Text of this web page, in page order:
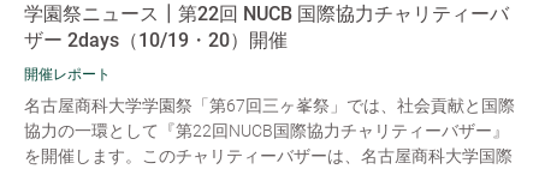
学園祭ニュース┃第22回 NUCB 国際協力チャリティーバ
ザー 2days（10/19・20）開催
開催レポート
名古屋商科大学学園祭「第67回三ヶ峯祭」では、社会貢献と国際
協力の一環として『第22回NUCB国際協力チャリティーバザー』
を開催します。このチャリティーバザーは、名古屋商科大学国際